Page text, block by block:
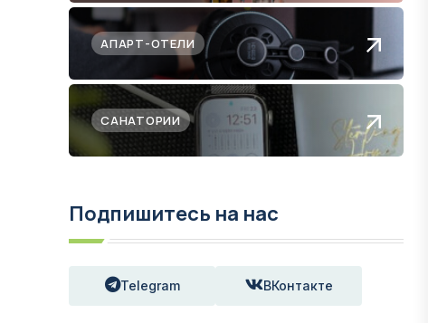
АПАРТ-ОТЕЛИ
САНАТОРИИ
Подпишитесь на нас
Telegram ВКонтакте